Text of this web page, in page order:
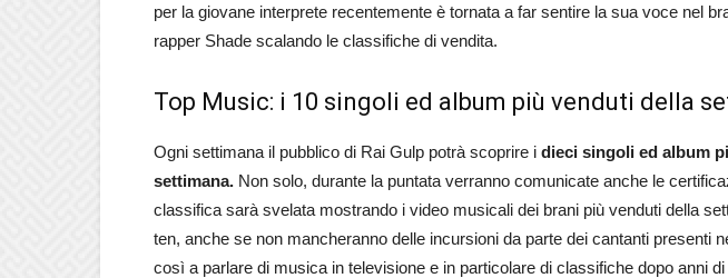
per la giovane interprete recentemente è tornata a far sentire la sua voce nel
rapper Shade scalando le classifiche di vendita.
Top Music: i 10 singoli ed album più venduti della
Ogni settimana il pubblico di Rai Gulp potrà scoprire i dieci singoli ed album
settimana. Non solo, durante la puntata verranno comunicate anche le
classifica sarà svelata mostrando i video musicali dei brani più venduti della
ten, anche se non mancheranno delle incursioni da parte dei cantanti presenti
così a parlare di musica in televisione e in particolare di classifiche dopo anni